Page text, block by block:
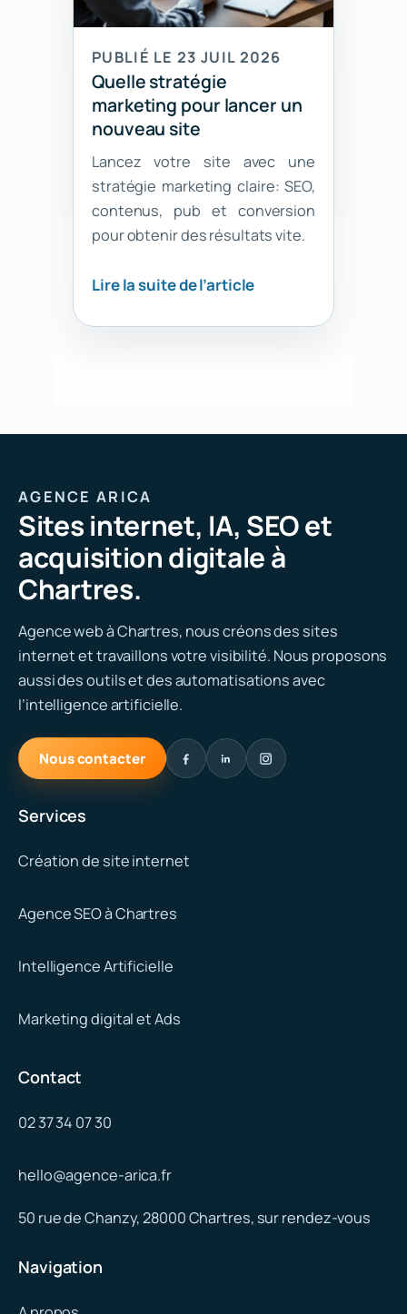
PUBLIÉ LE 23 JUIL 2026
Quelle stratégie
marketing pour lancer un
nouveau site
Lancez votre site avec une
stratégie marketing claire: SEO,
contenus, pub et conversion
pour obtenir des résultats vite.
Lire la suite de l’article
AGENCE ARICA
Sites internet, IA, SEO et
acquisition digitale à
Chartres.
Agence web à Chartres, nous créons des sites
internet et travaillons votre visibilité. Nous proposons
aussi des outils et des automatisations avec
l’intelligence artificielle.
Nous contacter
Services
Création de site internet
Agence SEO à Chartres
Intelligence Artificielle
Marketing digital et Ads
Contact
02 37 34 07 30
hello@agence-arica.fr
50 rue de Chanzy, 28000 Chartres, sur rendez-vous
Navigation